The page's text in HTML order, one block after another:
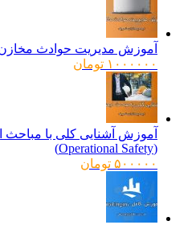
آموزش مدیریت حوادث مخازن
۱۰۰۰۰۰۰ تومان
آموزش آشنایی کلی با مباحث ایمنی
۵۰۰۰۰۰ تومان